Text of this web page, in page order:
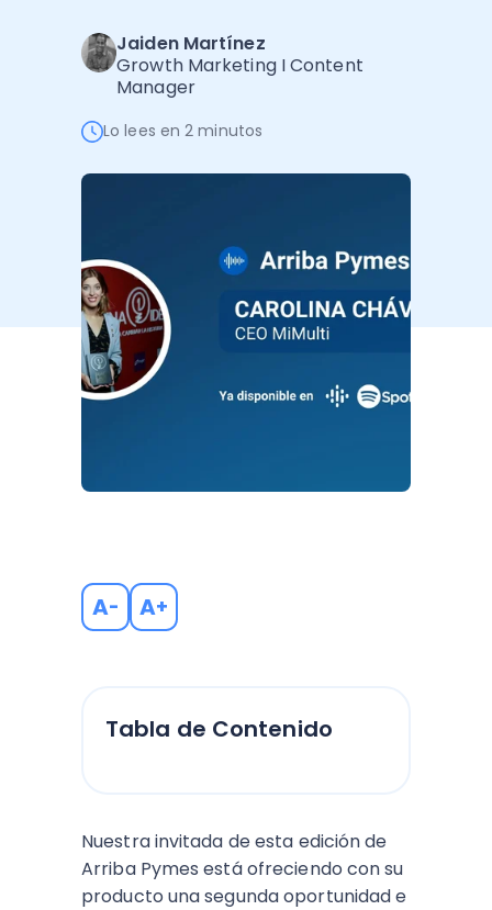
Administración Empresarial
Software Factura y Administración
Jaiden Martínez
Growth Marketing I Content
Manager
Lo lees en 2 minutos
A- A+
Tabla de Contenido
Nuestra invitada de esta edición de
Arriba Pymes está ofreciendo con su
producto una segunda oportunidad e